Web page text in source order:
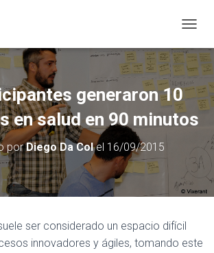
generaron 10
en salud en 90 minutos
porDiego Da Colel 16/09/2015
ser considerado un espacio difícil
innovadores y ágiles, tomando este